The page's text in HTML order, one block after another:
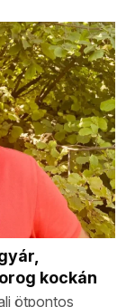
kockán
ötpontos